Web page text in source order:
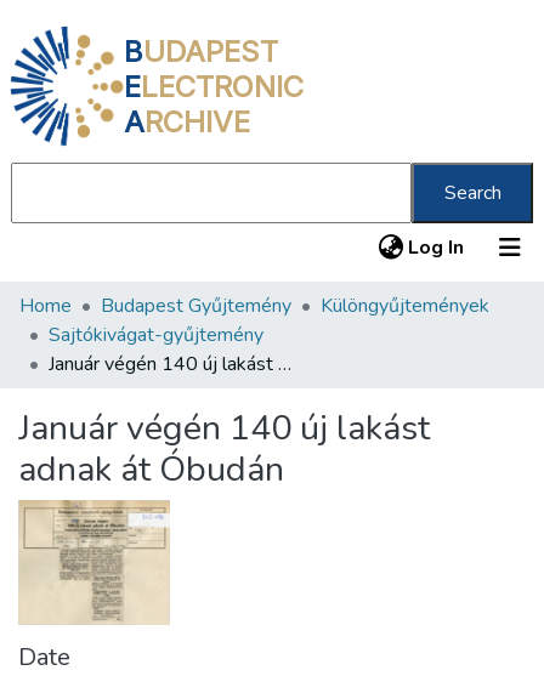
BUDAPEST
ELECTRONIC
ARCHIVE
Search
Log In (current)
Communities & Collections
All of DSpace
About us
Home Budapest Gyűjtemény
Különgyűjtemények
Sajtókivágat-gyűjtemény
Január végén 140 új lakást adnak át Óbudán
Január végén 140 új lakást
adnak át Óbudán
Date